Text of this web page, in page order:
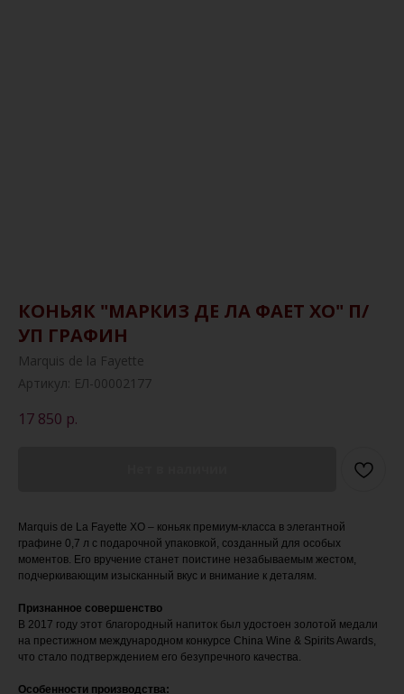
КОНЬЯК "МАРКИЗ ДЕ ЛА ФАЕТ ХО" П/
УП ГРАФИН
Marquis de la Fayette
Артикул: ЕЛ-00002177
17 850 р.
Marquis de La Fayette XO – коньяк премиум-класса в элегантной
графине 0,7 л с подарочной упаковкой, созданный для особых
моментов. Его вручение станет поистине незабываемым жестом,
подчеркивающим изысканный вкус и внимание к деталям.
Признанное совершенство
В 2017 году этот благородный напиток был удостоен золотой медали
на престижном международном конкурсе China Wine & Spirits Awards,
что стало подтверждением его безупречного качества.
Особенности производства: